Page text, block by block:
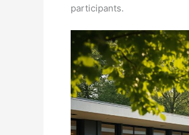
participants.